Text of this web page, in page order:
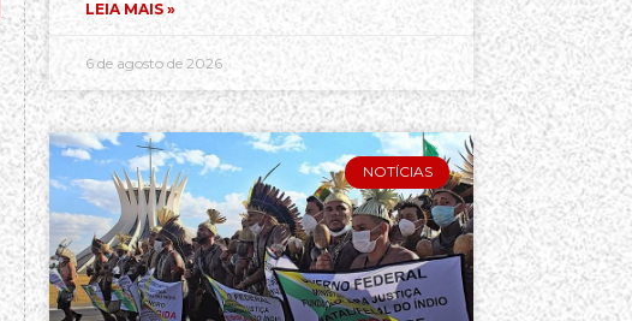
LEIA MAIS »
6 de agosto de 2026
NOTÍCIAS